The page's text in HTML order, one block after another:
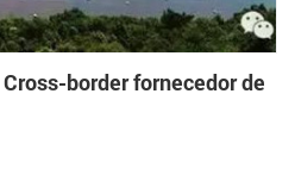
border fornecedor de